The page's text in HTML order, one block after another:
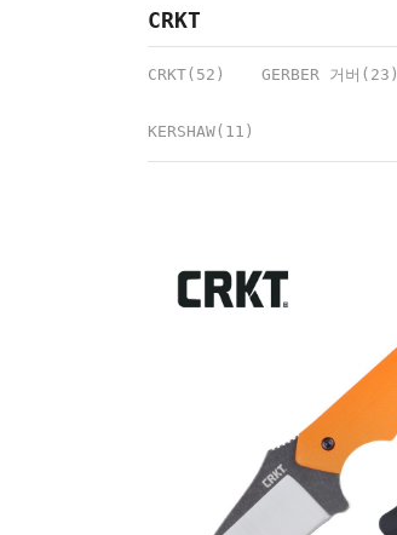
CRKT
CRKT(52) GERBER 거버(23)
KERSHAW(11)